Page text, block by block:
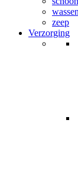
wassen
zeep
Verzorging